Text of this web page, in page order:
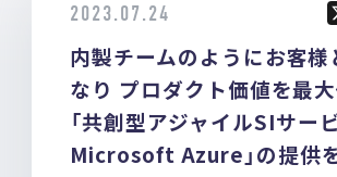
2023.07.24
内製チームのようにお客様
なり プロダクト価値を最
「共創型アジャイルSIサー
Microsoft Azure」の提供